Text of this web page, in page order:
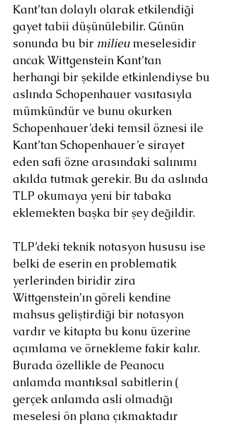
Kant’tan dolaylı olarak etkilendiği
gayet tabii düşünülebilir. Günün
sonunda bu bir milieu meselesidir
ancak Wittgenstein Kant’tan
herhangi bir şekilde etkinlendiyse bu
aslında Schopenhauer vasıtasıyla
mümkündür ve bunu okurken
Schopenhauer’deki temsil öznesi ile
Kant’tan Schopenhauer’e sirayet
eden safi özne arasındaki salınımı
akılda tutmak gerekir. Bu da aslında
TLP okumaya yeni bir tabaka
eklemekten başka bir şey değildir.
TLP’deki teknik notasyon hususu ise
belki de eserin en problematik
yerlerinden biridir zira
Wittgenstein’ın göreli kendine
mahsus geliştirdiği bir notasyon
vardır ve kitapta bu konu üzerine
açımlama ve örnekleme fakir kalır.
Burada özellikle de Peanocu
anlamda mantıksal sabitlerin (
gerçek anlamda asli olmadığı
meselesi ön plana çıkmaktadır